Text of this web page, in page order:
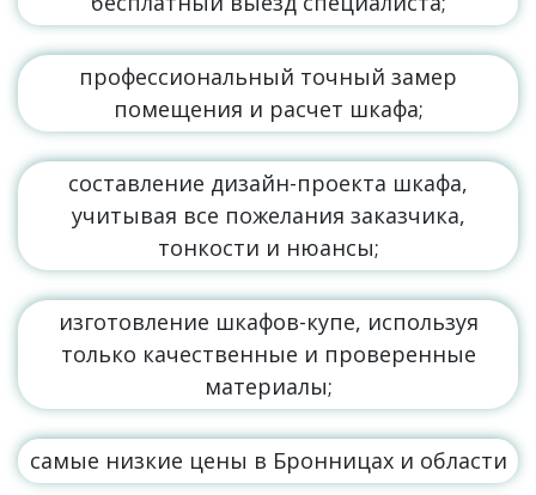
профессиональный точный замер
помещения и расчет шкафа;
составление дизайн-проекта шкафа,
учитывая все пожелания заказчика,
тонкости и нюансы;
изготовление шкафов-купе, используя
только качественные и проверенные
материалы;
самые низкие цены в Бронницах и области